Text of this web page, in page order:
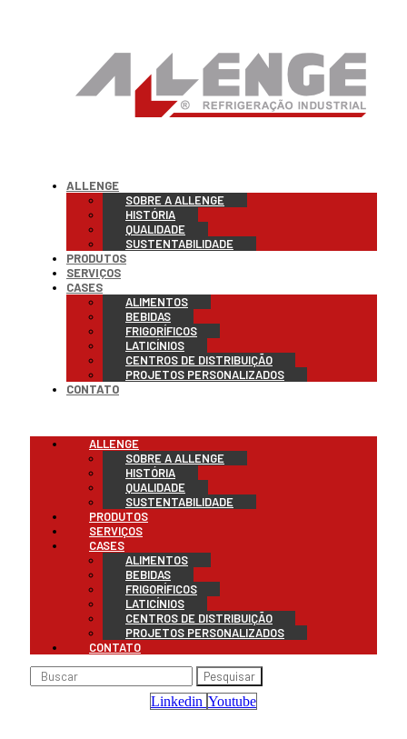
ALLENGE
SOBRE A ALLENGE
HISTÓRIA
QUALIDADE
SUSTENTABILIDADE
PRODUTOS
SERVIÇOS
CASES
ALIMENTOS
BEBIDAS
FRIGORÍFICOS
LATICÍNIOS
CENTROS DE DISTRIBUIÇÃO
PROJETOS PERSONALIZADOS
CONTATO
ALLENGE
SOBRE A ALLENGE
HISTÓRIA
QUALIDADE
SUSTENTABILIDADE
PRODUTOS
SERVIÇOS
CASES
ALIMENTOS
BEBIDAS
FRIGORÍFICOS
LATICÍNIOS
CENTROS DE DISTRIBUIÇÃO
PROJETOS PERSONALIZADOS
CONTATO
Pesquisar
Linkedin Youtube